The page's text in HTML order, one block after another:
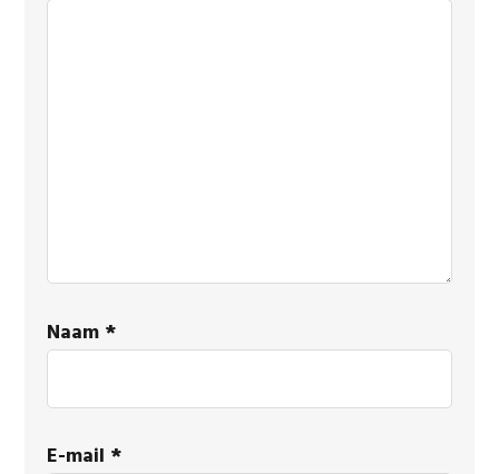
Naam *
E-mail *